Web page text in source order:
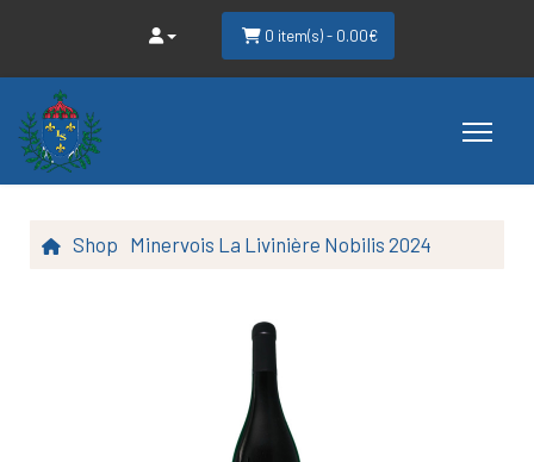
0 item(s) - 0.00€
Shop Minervois La Livinière Nobilis 2024